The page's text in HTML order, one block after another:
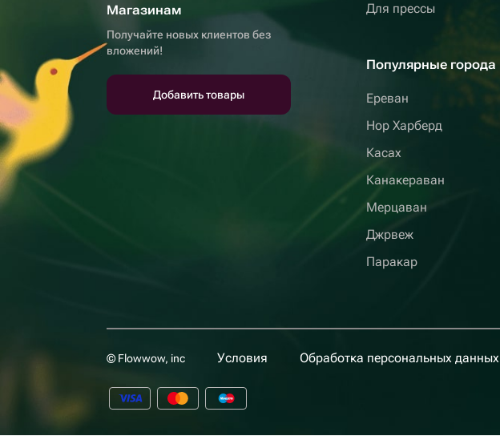
Магазинам
Получайте новых клиентов без
вложений!
Добавить товары
Для прессы
Популярные города
Ереван
Нор Харберд
Касах
Канакераван
Мерцаван
Джрвеж
Паракар
© Flowwow, inc Условия Обработка персональных данных